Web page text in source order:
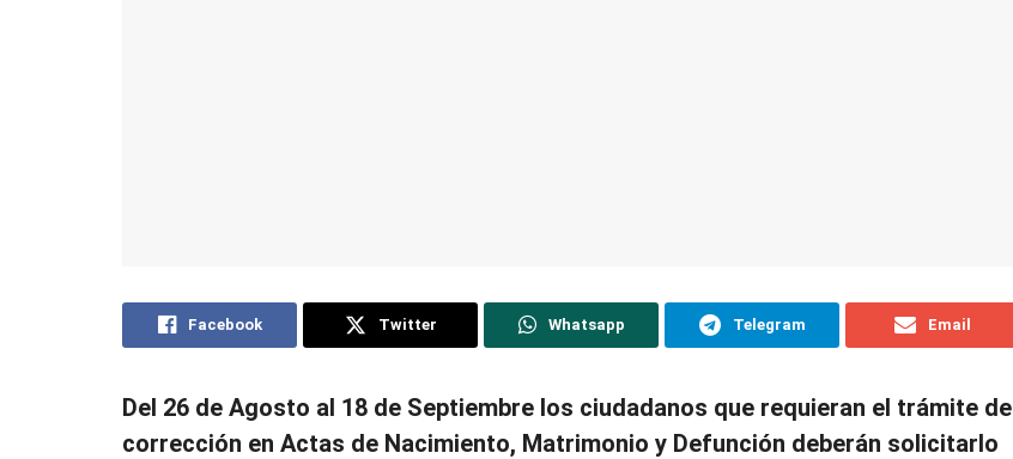
Facebook Twitter Whatsapp Telegram Email
​Del 26 de Agosto al 18 de Septiembre los ciudadanos que requieran el trámite de
corrección en Actas de Nacimiento, Matrimonio y Defunción deberán solicitarlo